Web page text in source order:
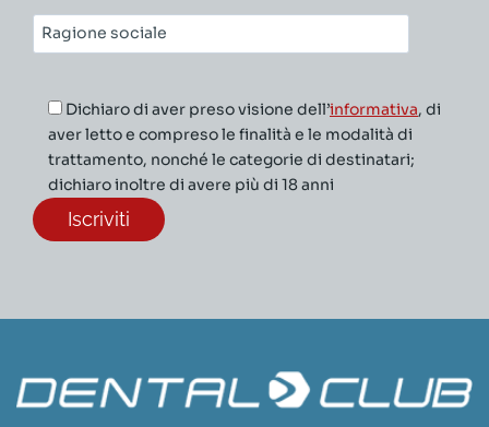
Ragione
sociale*
Dichiaro di aver preso visione dell’informativa, di
aver letto e compreso le finalità e le modalità di
trattamento, nonché le categorie di destinatari;
dichiaro inoltre di avere più di 18 anni